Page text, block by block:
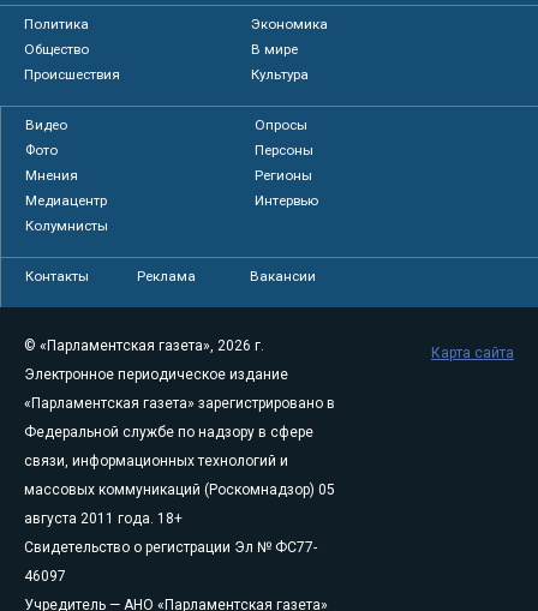
Политика
Экономика
Общество
В мире
Происшествия
Культура
Видео
Опросы
Фото
Персоны
Мнения
Регионы
Медиацентр
Интервью
Колумнисты
Контакты Реклама Вакансии
© «Парламентская газета», 2026 г.
Электронное периодическое издание
«Парламентская газета» зарегистрировано в
Федеральной службе по надзору в сфере
связи, информационных технологий и
массовых коммуникаций (Роскомнадзор) 05
августа 2011 года. 18+
Свидетельство о регистрации Эл № ФС77-
46097
Учредитель — АНО «Парламентская газета»
Карта сайта